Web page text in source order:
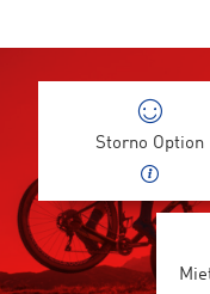
Storno Option